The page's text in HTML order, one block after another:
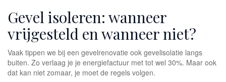
Gevel isoleren: wanneer
vrijgesteld en wanneer niet?
Vaak tippen we bij een gevelrenovatie ook gevelisolatie langs
buiten. Zo verlaag je je energiefactuur met tot wel 30%. Maar ook
dat kan niet zomaar, je moet de regels volgen.